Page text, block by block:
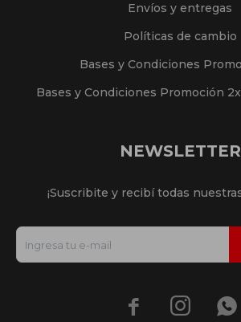
Envíos y entregas
Políticas de cambio
Bases y Condiciones
Bases y Condiciones Promoción
NEWSLETTER
¡Suscribite y recibí todas
  